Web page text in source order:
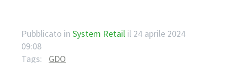
Pubblicato in System Retail il 24 aprile 2024
09:08
Tags:
GDO